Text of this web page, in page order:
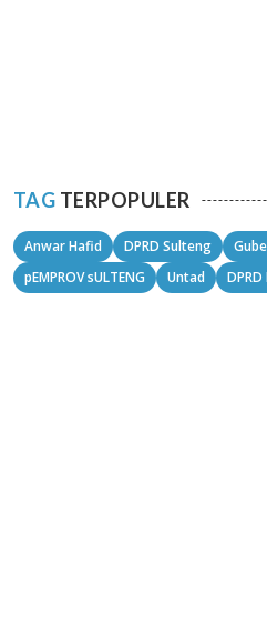
TAG TERPOPULER
Anwar Hafid DPRD Sulteng
pEMPROV sULTENG
Untad DPRD